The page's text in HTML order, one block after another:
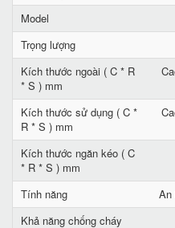
Model
Trọng lượng
Kích thước ngoài ( C * R
* S ) mm
Kích thước sử dụng ( C *
R * S ) mm
Kích thước ngăn kéo ( C
* R * S ) mm
Tính năng
An
Khả năng chống cháy